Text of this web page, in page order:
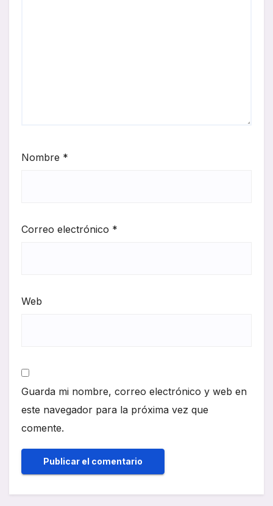
Nombre *
Correo electrónico *
Web
Guarda mi nombre, correo electrónico y web en
este navegador para la próxima vez que
comente.